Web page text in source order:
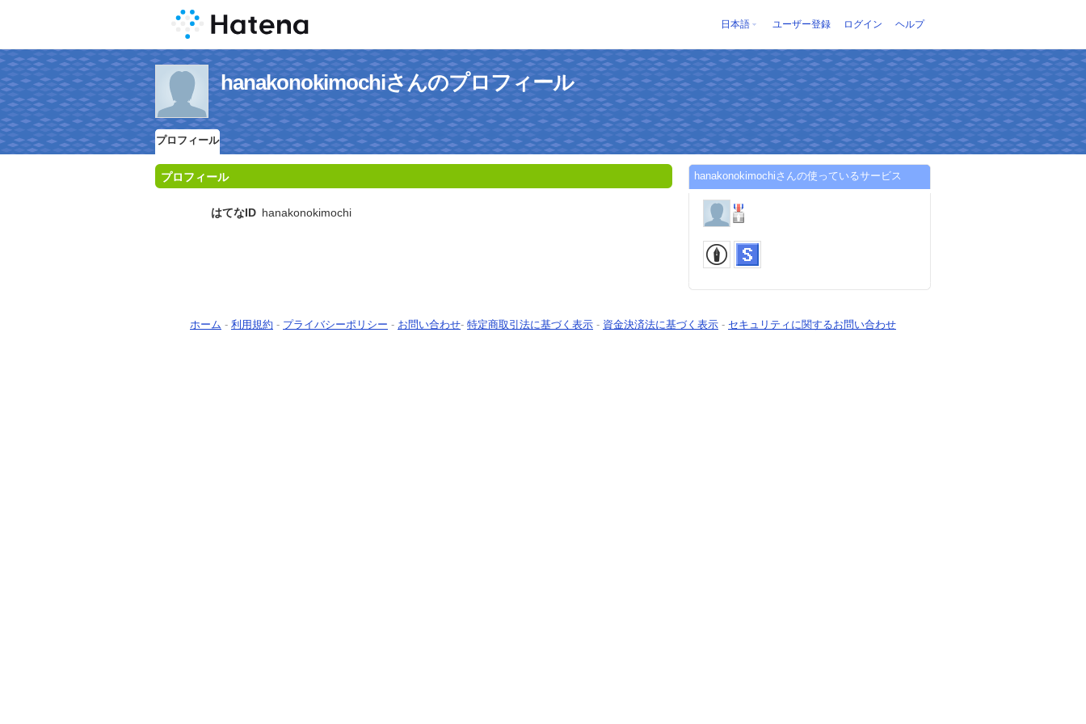
日本語 ユーザー登録 ログイン ヘルプ
hanakonokimochiさんのプロフィール
プロフィール
プロフィール
はてなID hanakonokimochi
hanakonokimochiさんの使っているサービス
ホーム - 利用規約 - プライバシーポリシー - お問い合わせ- 特定商取引法に基づく表示 - 資金決済法に基づく表示 - セキュリティに関するお問い合わせ